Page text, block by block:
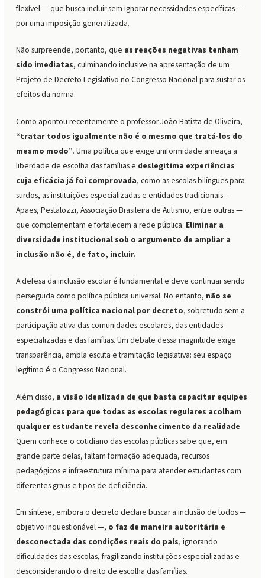
flexível — que busca incluir sem ignorar necessidades específicas —
por uma imposição generalizada.
Não surpreende, portanto, que as reações negativas tenham
sido imediatas, culminando inclusive na apresentação de um
Projeto de Decreto Legislativo no Congresso Nacional para sustar os
efeitos da norma.
Como apontou recentemente o professor João Batista de Oliveira,
“tratar todos igualmente não é o mesmo que tratá-los do
mesmo modo”. Uma política que exige uniformidade ameaça a
liberdade de escolha das famílias e deslegitima experiências
cuja eficácia já foi comprovada, como as escolas bilíngues para
surdos, as instituições especializadas e entidades tradicionais —
Apaes, Pestalozzi, Associação Brasileira de Autismo, entre outras —
que complementam e fortalecem a rede pública. Eliminar a
diversidade institucional sob o argumento de ampliar a
inclusão não é, de fato, incluir.
A defesa da inclusão escolar é fundamental e deve continuar sendo
perseguida como política pública universal. No entanto, não se
constrói uma política nacional por decreto, sobretudo sem a
participação ativa das comunidades escolares, das entidades
especializadas e das famílias. Um debate dessa magnitude exige
transparência, ampla escuta e tramitação legislativa: seu espaço
legítimo é o Congresso Nacional.
Além disso, a visão idealizada de que basta capacitar equipes
pedagógicas para que todas as escolas regulares acolham
qualquer estudante revela desconhecimento da realidade.
Quem conhece o cotidiano das escolas públicas sabe que, em
grande parte delas, faltam formação adequada, recursos
pedagógicos e infraestrutura mínima para atender estudantes com
diferentes graus e tipos de deficiência.
Em síntese, embora o decreto declare buscar a inclusão de todos —
objetivo inquestionável —, o faz de maneira autoritária e
desconectada das condições reais do país, ignorando
dificuldades das escolas, fragilizando instituições especializadas e
desconsiderando o direito de escolha das famílias.